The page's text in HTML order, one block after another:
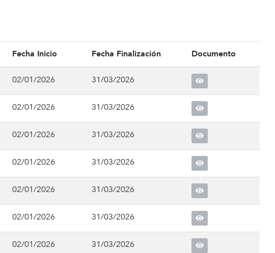
Fecha Inicio Fecha Finalización Documento
02/01/2026 31/03/2026
02/01/2026 31/03/2026
02/01/2026 31/03/2026
02/01/2026 31/03/2026
02/01/2026 31/03/2026
02/01/2026 31/03/2026
02/01/2026 31/03/2026